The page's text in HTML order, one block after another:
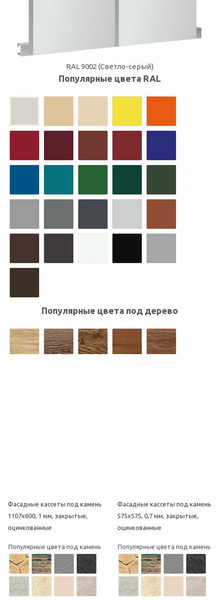
Популярные цвета RAL
Популярные цвета под дерево
RAL 9002 (Светло-серый)
Фасадные кассеты под камень
1107х600, 1 мм, закрытые,
оцинкованные
Популярные цвета под камень
Фасадные кассеты под камень
575х575, 0,7 мм, закрытые,
оцинкованные
Популярные цвета под камень